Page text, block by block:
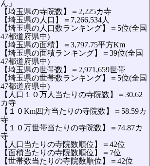
ん」
【埼玉県の寺院数】＝2,225カ寺
【埼玉県の人口】＝7,266,534人
【埼玉県の人口数ランキング】＝5位(全国
47都道府県中)
【埼玉県の面積】＝3,797.75平方Km
【埼玉県の面積ランキング】＝39位(全国
47都道府県中)
【埼玉県の世帯数】＝2,971,659世帯
【埼玉県の世帯数ランキング】＝5位(全国
47都道府県中)
【人口１０万人当たりの寺院数】＝30.62
カ寺
【１０Km四方当たりの寺院数】＝58.59カ
寺
【１０万世帯当たりの寺院数】＝74.87カ
寺
【人口当たりの寺院数順位】＝42位
【面積当たりの寺院数順位】＝7位
【世帯数当たりの寺院数順位】＝42位